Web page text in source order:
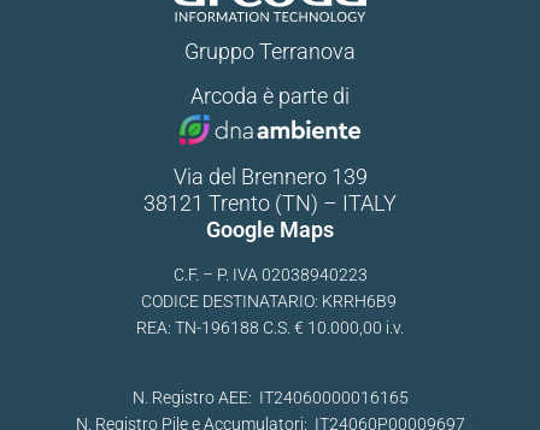
Gruppo Terranova
Via del Brennero 139
38121 Trento (TN) – ITALY
Google Maps
Arcoda è parte di
C.F. – P. IVA 02038940223
CODICE DESTINATARIO: KRRH6B9
REA: TN-196188 C.S. € 10.000,00 i.v.
N. Registro AEE: IT24060000016165
N. Registro Pile e Accumulatori: IT24060P00009697